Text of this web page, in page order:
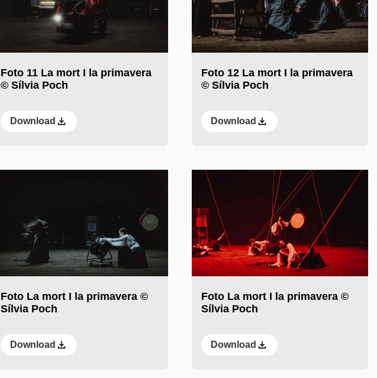
Foto 11 La mort I la primavera
© Sílvia Poch
Download
Foto 12 La mort I la primavera
© Sílvia Poch
Download
Foto La mort I la primavera ©
Sílvia Poch
Download
Foto La mort I la primavera ©
Sílvia Poch
Download